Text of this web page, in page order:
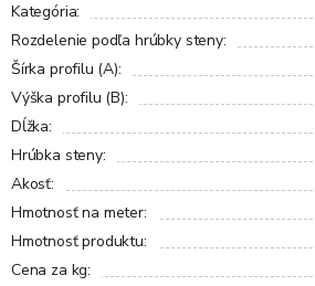
Kategória:
Rozdelenie podľa hrúbky steny:
Šírka profilu (A):
Výška profilu (B):
Dĺžka:
Hrúbka steny:
Akosť:
Hmotnosť na meter:
Hmotnosť produktu:
Cena za kg: